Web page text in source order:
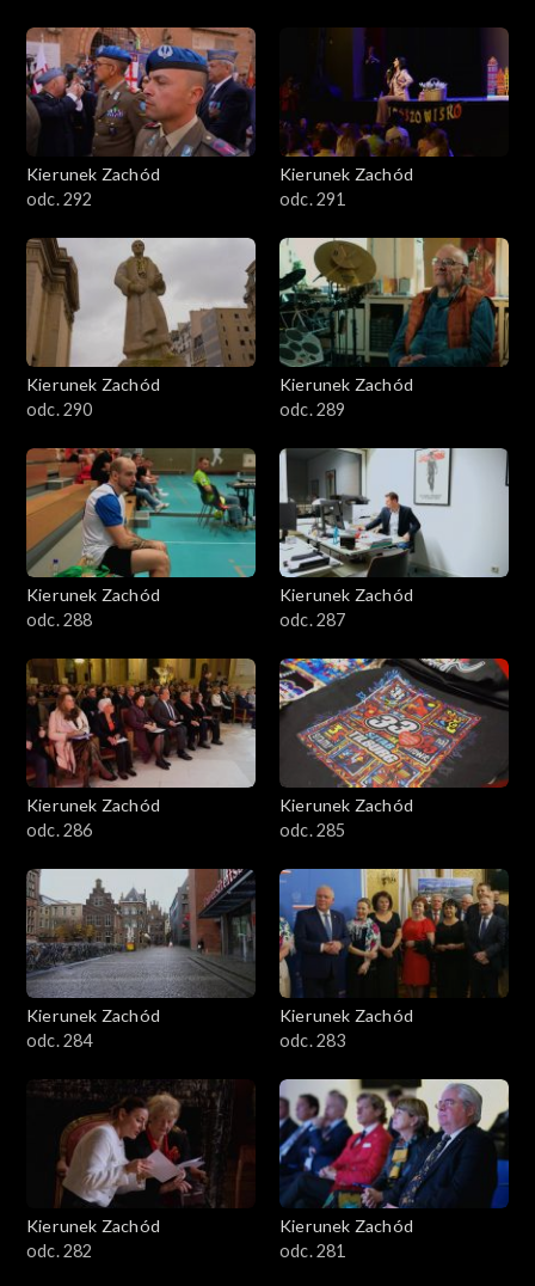
Kierunek Zachód
odc. 292
Kierunek Zachód
odc. 291
Kierunek Zachód
odc. 290
Kierunek Zachód
odc. 289
Kierunek Zachód
odc. 288
Kierunek Zachód
odc. 287
Kierunek Zachód
odc. 286
Kierunek Zachód
odc. 285
Kierunek Zachód
odc. 284
Kierunek Zachód
odc. 283
Kierunek Zachód
odc. 282
Kierunek Zachód
odc. 281